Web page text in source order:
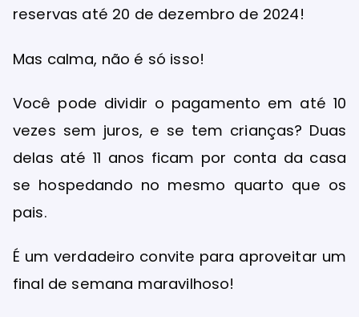
reservas até 20 de dezembro de 2024!
Mas calma, não é só isso!
Você pode dividir o pagamento em até 10
vezes sem juros, e se tem crianças? Duas
delas até 11 anos ficam por conta da casa
se hospedando no mesmo quarto que os
pais.
É um verdadeiro convite para aproveitar um
final de semana maravilhoso!